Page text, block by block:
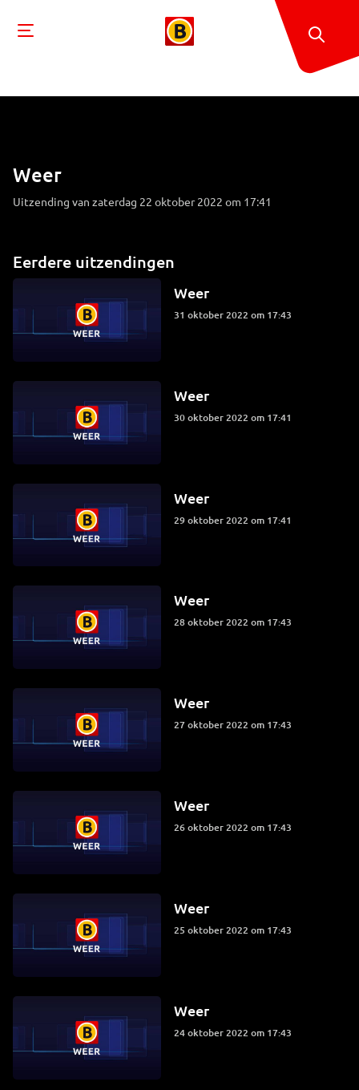
Weer
Uitzending van zaterdag 22 oktober 2022 om 17:41
Eerdere uitzendingen
Weer
31 oktober 2022 om 17:43
Weer
30 oktober 2022 om 17:41
Weer
29 oktober 2022 om 17:41
Weer
28 oktober 2022 om 17:43
Weer
27 oktober 2022 om 17:43
Weer
26 oktober 2022 om 17:43
Weer
25 oktober 2022 om 17:43
Weer
24 oktober 2022 om 17:43